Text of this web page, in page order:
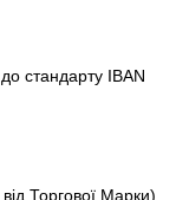
стандарту IBAN
Торгової Марки)